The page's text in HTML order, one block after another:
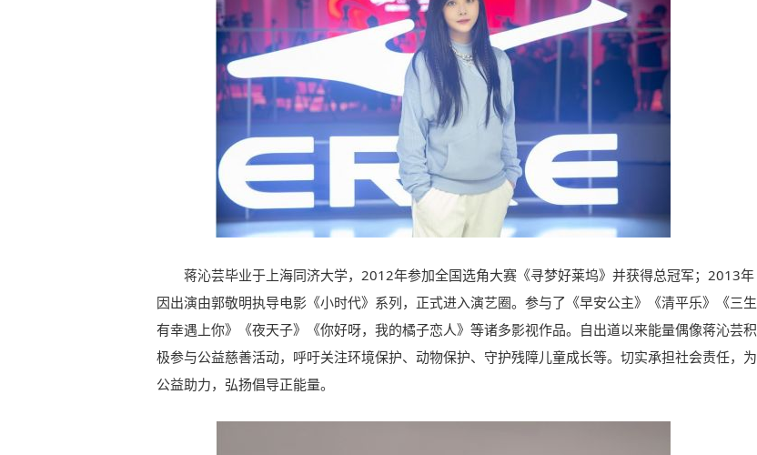
蒋沁芸毕业于上海同济大学，2012年参加全国选角大赛《寻梦好莱坞》并获得总冠军；2013年
因出演由郭敬明执导电影《小时代》系列，正式进入演艺圈。参与了《早安公主》《清平乐》《三生
有幸遇上你》《夜天子》《你好呀，我的橘子恋人》等诸多影视作品。自出道以来能量偶像蒋沁芸积
极参与公益慈善活动，呼吁关注环境保护、动物保护、守护残障儿童成长等。切实承担社会责任，为
公益助力，弘扬倡导正能量。